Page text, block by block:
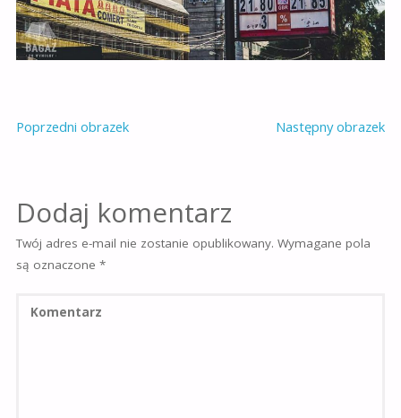
Poprzedni obrazek Następny obrazek
Dodaj komentarz
Twój adres e-mail nie zostanie opublikowany. Wymagane pola
są oznaczone *